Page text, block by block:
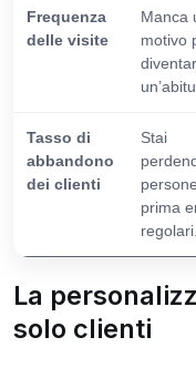
Frequenza
delle visite
Manca
motivo
Tasso di
abbandono
dei clienti
Stai
prima
regolari.
La
solo clienti